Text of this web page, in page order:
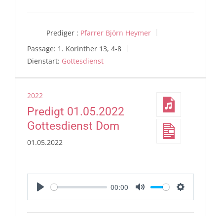
Prediger : Pfarrer Björn Heymer
Passage: 1. Korinther 13, 4-8
Dienstart: Gottesdienst
2022
Predigt 01.05.2022
Gottesdienst Dom
01.05.2022
Play
00:00
Mute Settings